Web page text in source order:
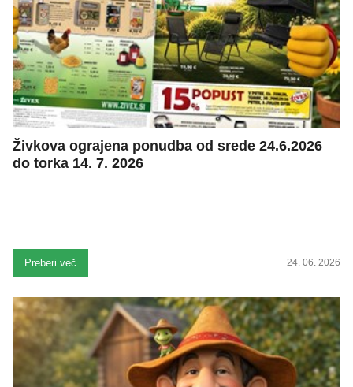
Živkova ograjena ponudba od srede 24.6.2026
do torka 14. 7. 2026
Preberi več 24. 06. 2026